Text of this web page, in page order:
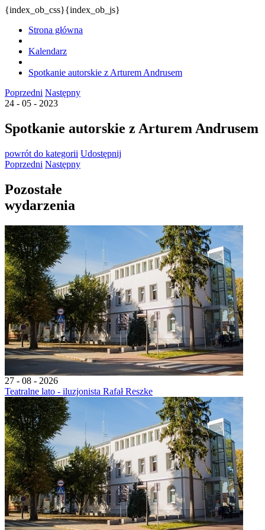
{index_ob_css}{index_ob_js}
Strona główna
Kalendarz
Spotkanie autorskie z Arturem Andrusem
Poprzedni Następny
24 - 05 - 2023
Spotkanie autorskie z Arturem Andrusem
powrót do kategorii Udostępnij
Poprzedni Następny
Pozostałe
wydarzenia
27 - 08 - 2026
Teatralne lato - iluzjonista Rafał Reszke